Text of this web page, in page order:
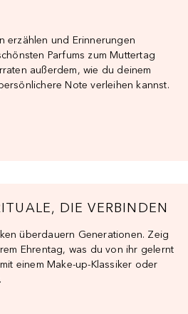
erzählen und Erinnerungen
Parfums zum Muttertag
außerdem, wie du deinem
Note verleihen kannst.
DIE VERBINDEN
überdauern Generationen. Zeig
Ehrentag, was du von ihr gelernt
einem Make-up-Klassiker oder